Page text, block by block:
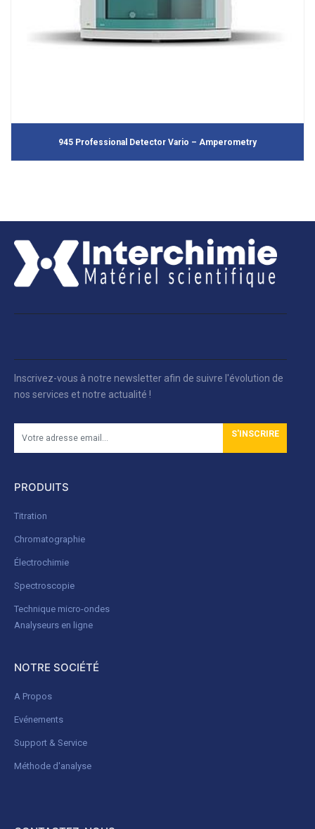
945 Professional Detector Vario – Amperometry
Inscrivez-vous à notre newsletter afin de suivre l'évolution de
nos services et notre actualité !
S'INSCRIRE
PRODUITS
Titration
Chromatographie
Électrochimie
Spectroscopie
Technique micro-ondes
Analyseurs en ligne
NOTRE SOCIÉTÉ
A Propos
Evénements
Support & Service
Méthode d'analyse